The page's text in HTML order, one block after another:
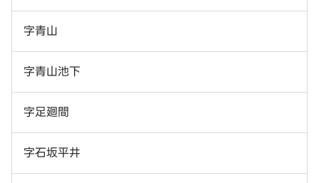
字青山
字青山池下
字足廻間
字石坂平井